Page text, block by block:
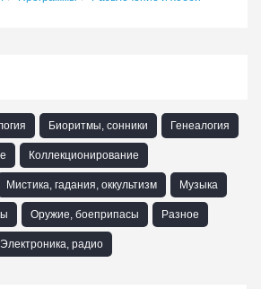
Биоритмы, сонники Генеалогия
Коллекционирование
Мистика, гадания, оккультизм Музыка
Оружие, боеприпасы Разное
Электроника, радио